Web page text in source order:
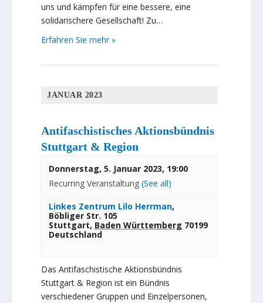
uns und kämpfen für eine bessere, eine
solidarischere Gesellschaft! Zu…
Erfahren Sie mehr »
JANUAR 2023
Antifaschistisches Aktionsbündnis
Stuttgart & Region
Donnerstag, 5. Januar 2023, 19:00
Recurring Veranstaltung(See all)
Linkes Zentrum Lilo Herrman,
Böbliger Str. 105
Stuttgart, Baden Württemberg 70199
Deutschland
Das Antifaschistische Aktionsbündnis
Stuttgart & Region ist ein Bündnis
verschiedener Gruppen und Einzelpersonen,